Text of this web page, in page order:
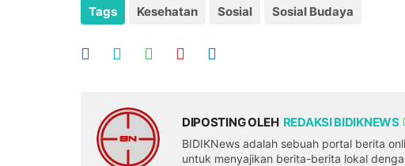
Tags Kesehatan Sosial Sosial Budaya
DIPOSTING OLEH REDAKSI BIDIKNEWS
BIDIKNews adalah sebuah portal berita
untuk menyajikan berita-berita lokal